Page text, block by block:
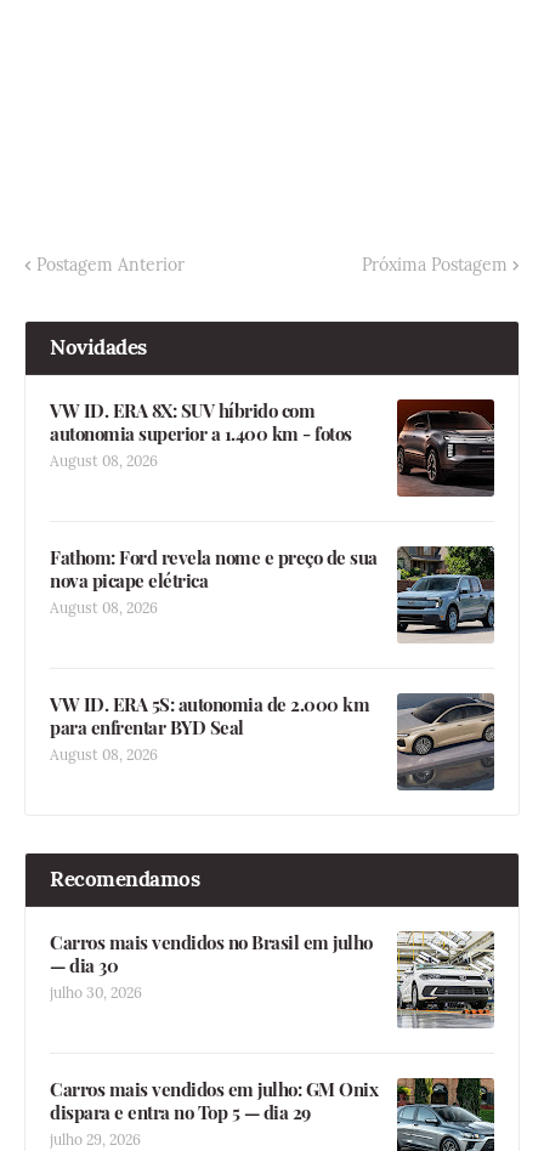
Postagem Anterior Próxima Postagem
Novidades
VW ID. ERA 8X: SUV híbrido com
autonomia superior a 1.400 km - fotos
August 08, 2026
Fathom: Ford revela nome e preço de sua
nova picape elétrica
August 08, 2026
VW ID. ERA 5S: autonomia de 2.000 km
para enfrentar BYD Seal
August 08, 2026
Recomendamos
Carros mais vendidos no Brasil em julho
— dia 30
julho 30, 2026
Carros mais vendidos em julho: GM Onix
dispara e entra no Top 5 — dia 29
julho 29, 2026